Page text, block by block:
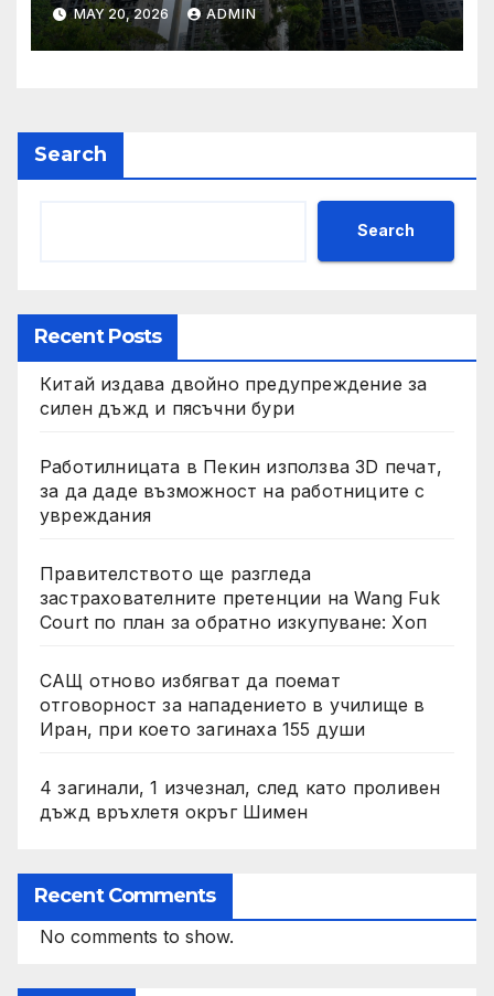
претенции на Wang Fuk
Court по план за обратно
MAY 20, 2026 ADMIN
Search
Search
Recent Posts
Китай издава двойно предупреждение за
силен дъжд и пясъчни бури
Работилницата в Пекин използва 3D печат,
за да даде възможност на работниците с
увреждания
Правителството ще разгледа
застрахователните претенции на Wang Fuk
Court по план за обратно изкупуване: Хоп
САЩ отново избягват да поемат
отговорност за нападението в училище в
Иран, при което загинаха 155 души
4 загинали, 1 изчезнал, след като проливен
дъжд връхлетя окръг Шимен
Recent Comments
No comments to show.